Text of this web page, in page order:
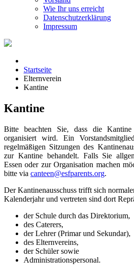
Wie Ihr uns erreicht
Datenschutzerklärung
Impressum
Startseite
Elternverein
Kantine
Kantine
Bitte beachten Sie, dass die
organisiert wird. Ein
regelmäßigen Sitzungen des
zur Kantine behandelt. Falls Sie
Essen oder zur Organisation machen
bitte via canteen@esfparents.org.
Der Kantinenausschuss trifft sich
Kalenderjahr und vertreten sind dort
der Schule durch das Direktorium,
des Caterers,
der Lehrer (Primar und Sekundar),
des Elternvereins,
der Schüler sowie
Administrationspersonal.